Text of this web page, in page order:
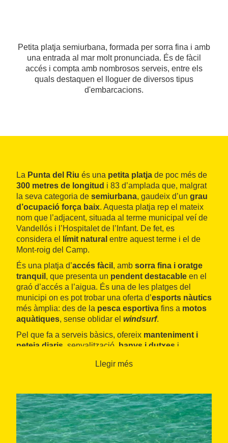
Petita platja semiurbana, formada per sorra fina i amb
una entrada al mar molt pronunciada. És de fàcil
accés i compta amb nombrosos serveis, entre els
quals destaquen el lloguer de diversos tipus
d'embarcacions.
La Punta del Riu és una petita platja de poc més de
300 metres de longitud i 83 d’amplada que, malgrat
la seva categoria de semiurbana, gaudeix d’un grau
d’ocupació força baix. Aquesta platja rep el mateix
nom que l’adjacent, situada al terme municipal veí de
Vandellós i l’Hospitalet de l’Infant. De fet, es
considera el
límit natural entre aquest terme i el de
Mont-roig del Camp.
És una platja d’accés fàcil , amb sorra fina i oratge
tranquil , que presenta un pendent destacable en el
graó d’accés a l’aigua. És una de les platges del
municipi on es pot trobar una oferta d’esports nàutics
més àmplia: des de la pesca esportiva fins a motos
aquàtiques, sense oblidar el windsurf.
Pel que fa a serveis bàsics, ofereix manteniment i
neteja diaris , senyalització, banys i dutxes i
que a l’Estany Gelat, es poden trobarespècies
naturals autòctones, com el peix fartet, o una flora
integrada per exemplars de canyissars, jonqueres,
pinedes i tamarigars.
Llegir més